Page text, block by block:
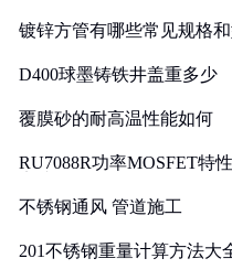
镀锌方管有哪些常见规格
D400球墨铸铁井盖重多少
覆膜砂的耐高温性能如何
RU7088R功率MOSFET特
不锈钢通风 管道施工
201不锈钢重量计算方法大